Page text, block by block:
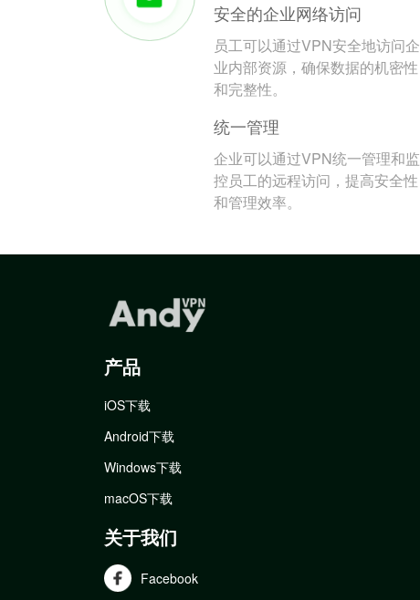
安全的企业网络访问
员工可以通过VPN安全地访问企
业内部资源，确保数据的机密性
和完整性。
统一管理
企业可以通过VPN统一管理和监
控员工的远程访问，提高安全性
和管理效率。
产品
iOS下载
Android下载
Windows下载
macOS下载
关于我们
Facebook